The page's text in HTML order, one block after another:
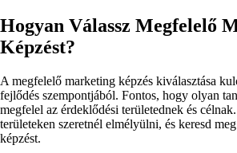
Hogyan Válassz Megfelelő
Képzést?
A megfelelő marketing képzés kiválasztása
fejlődés szempontjából. Fontos, hogy olyan
megfelel az érdeklődési területednek és
területeken szeretnél elmélyülni, és keresd
képzést.